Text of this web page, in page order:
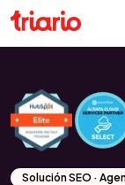
Solución SEO ·